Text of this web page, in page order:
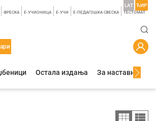
ФРЕСКА E-УЧИОНИЦА E-УЧИ Е-ПЕДАГОШКА СВЕСКА TЕСТОМАТ
LAT ЋИР
Остала издања За наставнике